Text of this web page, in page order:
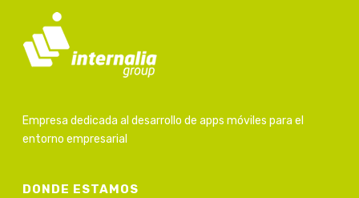
Empresa dedicada al desarrollo de apps móviles para el
entorno empresarial
DONDE ESTAMOS